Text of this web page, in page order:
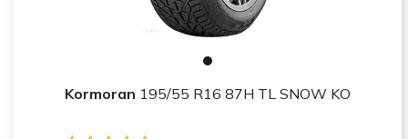
Kormoran 195/55 R16 87H TL SNOW KO